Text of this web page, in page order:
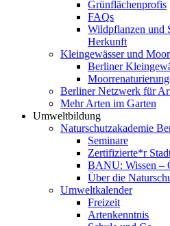
Grünflächenprofis
FAQs
Wildpflanzen und
Herkunft
Kleingewässer und
Berliner
Berliner Netzwerk für
Mehr Arten im Garten
Umweltbildung
Naturschutzakademie
Seminare
Zertifizierte*r
BANU: Wissen –
Über die
Umweltkalender
Freizeit
Artenkenntnis